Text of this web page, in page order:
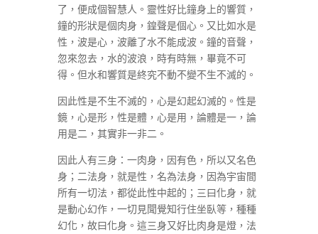
了，便成個智慧人。靈性好比鐘身上的響質，
鐘的形狀是個肉身，鍠聲是個心。又比如水是
性，波是心，波離了水不能成波。鐘的音聲，
忽來忽去，水的波浪，時有時無，畢竟不可
得。但水和響質是終究不動不變不生不滅的。
因此性是不生不滅的，心是幻起幻滅的。性是
鏡，心是形，性是體，心是用，論體是一，論
用是二，其實非一非二。
因此人有三身：一肉身，因有色，所以又名色
身；二法身，就是性，名為法身，因為宇宙間
所有一切法，都從此性中起的；三曰化身，就
是動心幻作，一切見聞覺知行住坐臥等，種種
幻化，故曰化身。這三身又好比肉身是燈，法